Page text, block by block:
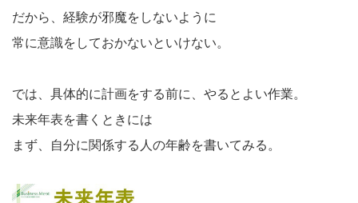
だから、経験が邪魔をしないように
常に意識をしておかないといけない。
では、具体的に計画をする前に、やるとよい作業。
未来年表を書くときには
まず、自分に関係する人の年齢を書いてみる。